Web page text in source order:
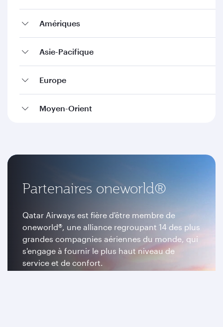
Amériques
Asie-Pacifique
Europe
Moyen-Orient
Partenaires oneworld®
Qatar Airways est fière d'être membre de
oneworld®, une alliance regroupant 14 des plus
grandes compagnies aériennes du monde, qui
s'engage à fournir le plus haut niveau de
service et de confort.